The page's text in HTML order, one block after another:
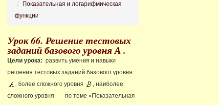
Показательная и логарифмическая
функции
Урок 66. Решение тестовых
заданий базового уровня А .
Цели урока: развить умения и навыки
решения тестовых заданий базового уровня
, более сложного уровня
, наиболее
сложного уровня
по теме «Показательная